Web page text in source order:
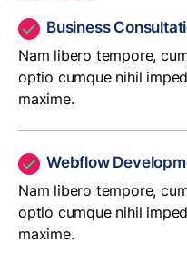
Business
Nam libero tempore,
optio cumque nihil
maxime.
Webflow
Nam libero tempore,
optio cumque nihil
maxime.